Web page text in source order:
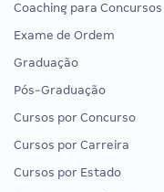
Coaching para Concursos
Exame de Ordem
Graduação
Pós-Graduação
Cursos por Concurso
Cursos por Carreira
Cursos por Estado